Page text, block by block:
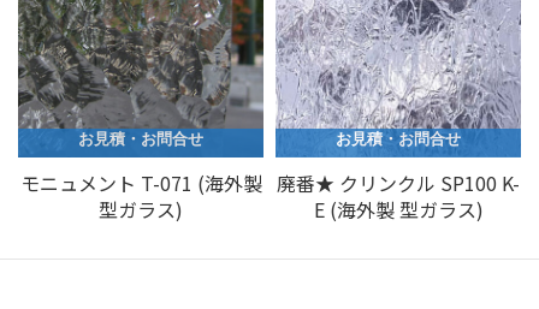
お見積・お問合せ
モニュメント T-071 (海外製
型ガラス)
お見積・お問合せ
廃番★ クリンクル SP100 K-
E (海外製 型ガラス)